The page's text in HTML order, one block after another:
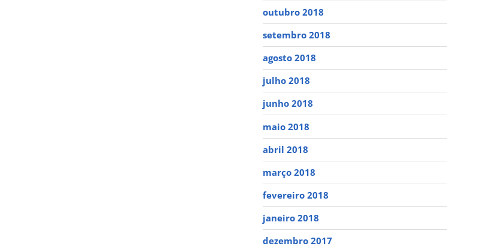
outubro 2018
setembro 2018
agosto 2018
julho 2018
junho 2018
maio 2018
abril 2018
março 2018
fevereiro 2018
janeiro 2018
dezembro 2017